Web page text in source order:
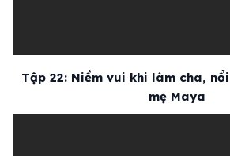
Tập 22: Niềm vui khi làm cha,
mẹ Maya